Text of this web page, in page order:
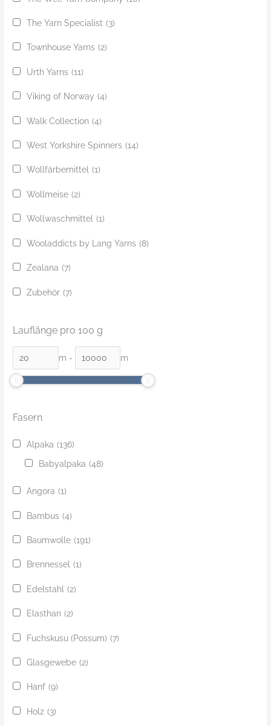
The Yarn Specialist (3)
Townhouse Yarns (2)
Urth Yarns (11)
Viking of Norway (4)
Walk Collection (4)
West Yorkshire Spinners (14)
Wollfärbemittel (1)
Wollmeise (2)
Wollwaschmittel (1)
Wooladdicts by Lang Yarns (8)
Zealana (7)
Zubehör (7)
Lauflänge pro 100 g
m - m
Fasern
Alpaka (136)
Babyalpaka (48)
Angora (1)
Bambus (4)
Baumwolle (191)
Brennessel (1)
Edelstahl (2)
Elasthan (2)
Fuchskusu (Possum) (7)
Glasgewebe (2)
Hanf (9)
Holz (3)